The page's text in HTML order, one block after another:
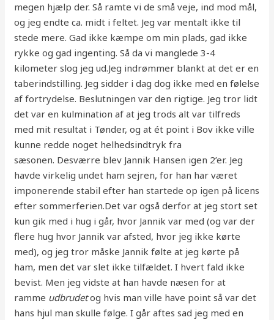
megen hjælp der. Så ramte vi de små veje, ind mod mål,
og jeg endte ca. midt i feltet. Jeg var mentalt ikke til
stede mere. Gad ikke kæmpe om min plads, gad ikke
rykke og gad ingenting. Så da vi manglede 3-4
kilometer slog jeg ud.Jeg indrømmer blankt at det er en
taberindstilling. Jeg sidder i dag dog ikke med en følelse
af fortrydelse. Beslutningen var den rigtige. Jeg tror lidt
det var en kulmination af at jeg trods alt var tilfreds
med mit resultat i Tønder, og at ét point i Bov ikke ville
kunne redde noget helhedsindtryk fra
sæsonen. Desværre blev Jannik Hansen igen 2’er. Jeg
havde virkelig undet ham sejren, for han har været
imponerende stabil efter han startede op igen på licens
efter sommerferien.Det var også derfor at jeg stort set
kun gik med i hug i går, hvor Jannik var med (og var der
flere hug hvor Jannik var afsted, hvor jeg ikke kørte
med), og jeg tror måske Jannik følte at jeg kørte på
ham, men det var slet ikke tilfældet. I hvert fald ikke
bevist. Men jeg vidste at han havde næsen for at
ramme udbrudetog hvis man ville have point så var det
hans hjul man skulle følge. I går aftes sad jeg med en